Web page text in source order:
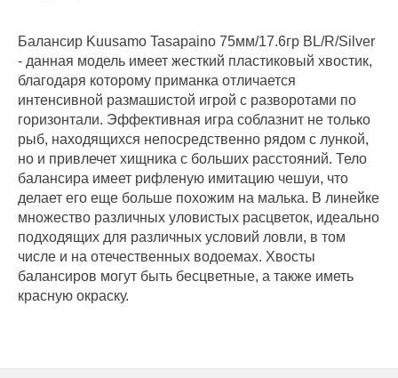
Балансир Kuusamo Tasapaino 75мм/17.6гр BL/R/Silver
- данная модель имеет жесткий пластиковый хвостик,
благодаря которому приманка отличается
интенсивной размашистой игрой с разворотами по
горизонтали. Эффективная игра соблазнит не только
рыб, находящихся непосредственно рядом с лункой,
но и привлечет хищника с больших расстояний. Тело
балансира имеет рифленую имитацию чешуи, что
делает его еще больше похожим на малька. В линейке
множество различных уловистых расцветок, идеально
подходящих для различных условий ловли, в том
числе и на отечественных водоемах. Хвосты
балансиров могут быть бесцветные, а также иметь
красную окраску.